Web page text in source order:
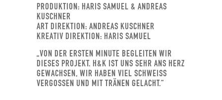
PRODUKTION: HARIS SAMUEL & ANDREAS
KUSCHNER
ART DIREKTION: ANDREAS KUSCHNER
KREATIV DIREKTION: HARIS SAMUEL
„VON DER ERSTEN MINUTE BEGLEITEN WIR
DIESES PROJEKT. H&K IST UNS SEHR ANS HERZ
GEWACHSEN, WIR HABEN VIEL SCHWEISS V
ERGOSSEN UND MIT TRÄNEN GELACHT.“